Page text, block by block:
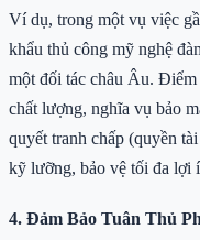
Ví dụ, trong một vụ việc
khẩu thủ công mỹ nghệ
một đối tác châu Âu. Điểm
chất lượng, nghĩa vụ bảo
quyết tranh chấp (quyền
kỹ lưỡng, bảo vệ tối đa lợi
4. Đảm Bảo Tuân Thủ